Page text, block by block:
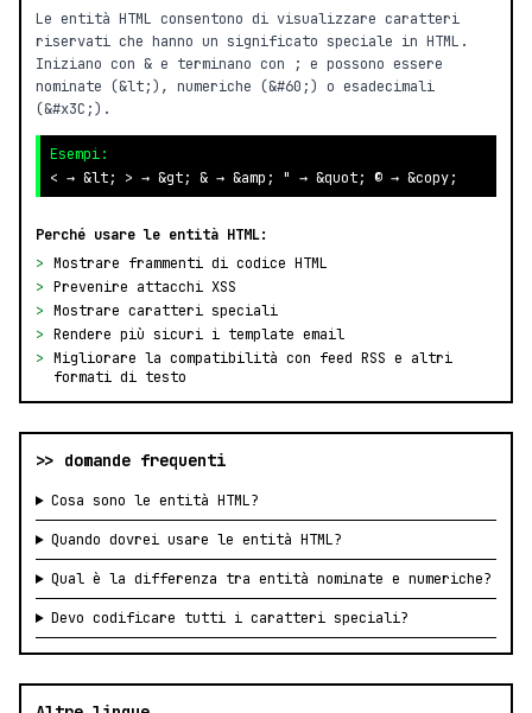
Le entità HTML consentono di visualizzare caratteri
riservati che hanno un significato speciale in HTML.
Iniziano con & e terminano con ; e possono essere
nominate (&lt;), numeriche (&#60;) o esadecimali
(&#x3C;).
Esempi:
< → &lt; > → &gt; & → &amp; " → &quot; © → &copy;
Perché usare le entità HTML:
> Mostrare frammenti di codice HTML
> Prevenire attacchi XSS
> Mostrare caratteri speciali
> Rendere più sicuri i template email
> Migliorare la compatibilità con feed RSS e altri
formati di testo
>> domande frequenti
Cosa sono le entità HTML?
Quando dovrei usare le entità HTML?
Qual è la differenza tra entità nominate e numeriche?
Devo codificare tutti i caratteri speciali?